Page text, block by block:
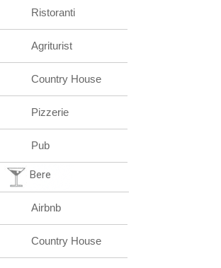
Ristoranti
Agriturist
Country House
Pizzerie
Pub
Bere
Airbnb
Country House